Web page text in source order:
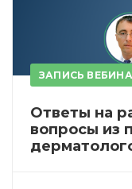
ЗАПИСЬ
Ответы на
вопросы из